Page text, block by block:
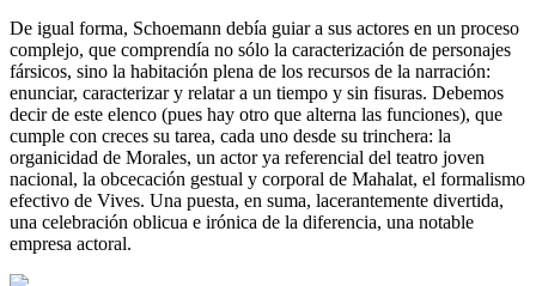
De igual forma, Schoemann debía guiar a sus actores en un proceso
complejo, que comprendía no sólo la caracterización de personajes
fársicos, sino la habitación plena de los recursos de la narración:
enunciar, caracterizar y relatar a un tiempo y sin fisuras. Debemos
decir de este elenco (pues hay otro que alterna las funciones), que
cumple con creces su tarea, cada uno desde su trinchera: la
organicidad de Morales, un actor ya referencial del teatro joven
nacional, la obcecación gestual y corporal de Mahalat, el formalismo
efectivo de Vives. Una puesta, en suma, lacerantemente divertida,
una celebración oblicua e irónica de la diferencia, una notable
empresa actoral.